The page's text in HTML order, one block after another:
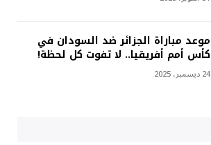
موعد مباراة الجزائر ضد السودان في
كأس أمم أفريقيا.. لا تفوت كل لحظة!
24 ديسمبر، 2025